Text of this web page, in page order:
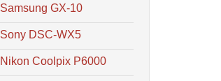
Samsung GX-10
Sony DSC-WX5
Nikon Coolpix P6000